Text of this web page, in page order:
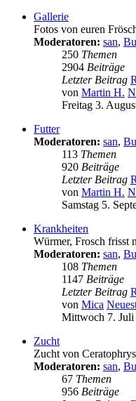
Gallerie
Fotos von euren
Moderatoren: san,
250 Themen
2904 Beiträge
Letzter Beitrag
von Martin H.
Freitag 3.
Futter
Moderatoren: san,
113 Themen
920 Beiträge
Letzter Beitrag
von Martin H.
Samstag 5.
Krankheiten
Würmer, Frosch frisst
Moderatoren: san,
108 Themen
1147 Beiträge
Letzter Beitrag
von Mica
Mittwoch 7. Juli
Zucht
Zucht von
Moderatoren: san,
67 Themen
956 Beiträge